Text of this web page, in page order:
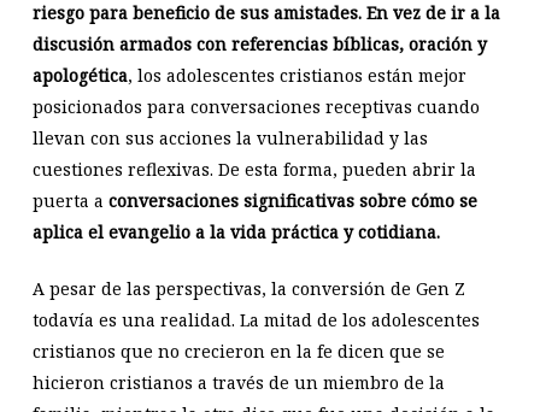
riesgo para beneficio de sus amistades. En vez de ir a la
discusión armados con referencias bíblicas, oración y
apologética, los adolescentes cristianos están mejor
posicionados para conversaciones receptivas cuando
llevan con sus acciones la vulnerabilidad y las
cuestiones reflexivas. De esta forma, pueden abrir la
puerta a conversaciones significativas sobre cómo se
aplica el evangelio a la vida práctica y cotidiana.
A pesar de las perspectivas, la conversión de Gen Z
todavía es una realidad. La mitad de los adolescentes
cristianos que no crecieron en la fe dicen que se
hicieron cristianos a través de un miembro de la